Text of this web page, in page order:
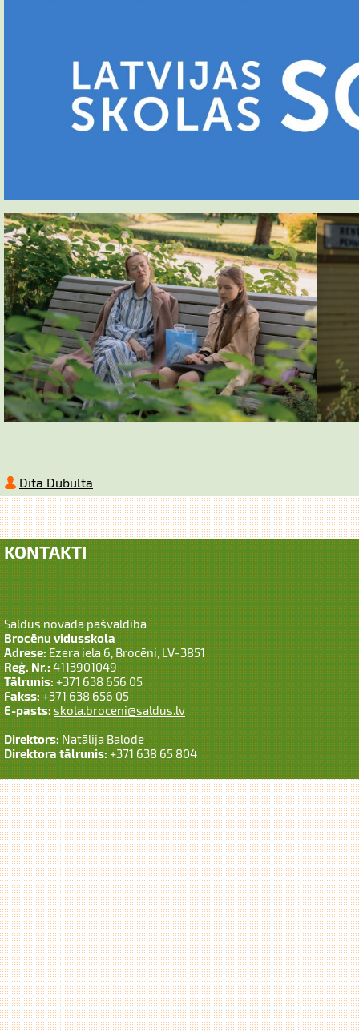
Dita Dubulta
KONTAKTI
Saldus novada pašvaldība
Brocēnu vidusskola
Adrese:Ezera iela 6, Brocēni, LV-3851
Reģ. Nr.:4113901049
Tālrunis:+371 638 656 05
Fakss:+371 638 656 05
E-pasts:skola.broceni@saldus.lv
Direktors:Natālija Balode
Direktora tālrunis:+371 638 65 804